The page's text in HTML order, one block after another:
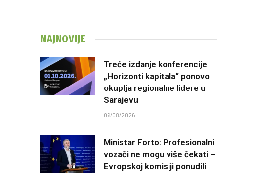
NAJNOVIJE
Treće izdanje konferencije
„Horizonti kapitala“ ponovo
okuplja regionalne lidere u
Sarajevu
06/08/2026
Ministar Forto: Profesionalni
vozači ne mogu više čekati –
Evropskoj komisiji ponudili